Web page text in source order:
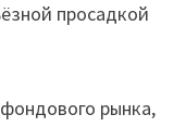
просадкой
рынка,